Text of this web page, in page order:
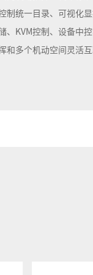
制统一目录、可视化
、KVM控制、设备中
和多个机动空间灵活